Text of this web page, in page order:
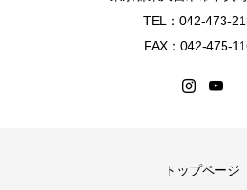
TEL：042-473-
FAX：042-475-
トップページ